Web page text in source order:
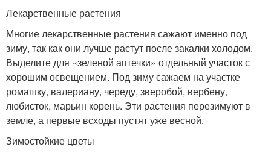
Лекарственные растения
Многие лекарственные растения сажают именно под
зиму, так как они лучше растут после закалки холодом.
Выделите для «зеленой аптечки» отдельный участок с
хорошим освещением. Под зиму сажаем на участке
ромашку, валериану, череду, зверобой, вербену,
любисток, марьин корень. Эти растения перезимуют в
земле, а первые всходы пустят уже весной.
Зимостойкие цветы